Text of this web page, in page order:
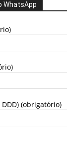
WhatsApp
(obrigatório)